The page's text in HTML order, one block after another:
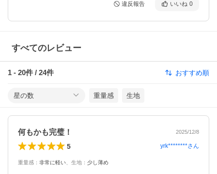
違反報告 いいね 0
すべてのレビュー
1 - 20件 / 24件 おすすめ順
星の数 重量感 生地
何もかも完璧！ 2025/12/8
5 yrk********さん
重量感 ： 非常に軽い 生地 ： 少し薄め